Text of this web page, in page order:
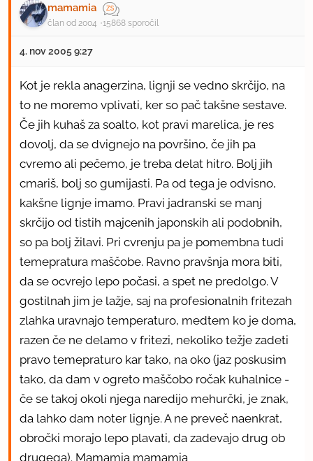
mamamia
član od 2004 15868 sporočil
4. nov 2005 9:27
Kot je rekla anagerzina, lignji se vedno skrčijo, na
to ne moremo vplivati, ker so pač takšne sestave.
Če jih kuhaš za soalto, kot pravi marelica, je res
dovolj, da se dvignejo na površino, če jih pa
cvremo ali pečemo, je treba delat hitro. Bolj jih
cmariš, bolj so gumijasti. Pa od tega je odvisno,
kakšne lignje imamo. Pravi jadranski se manj
skrčijo od tistih majcenih japonskih ali podobnih,
so pa bolj žilavi. Pri cvrenju pa je pomembna tudi
temepratura maščobe. Ravno pravšnja mora biti,
da se ocvrejo lepo počasi, a spet ne predolgo. V
gostilnah jim je lažje, saj na profesionalnih fritezah
zlahka uravnajo temperaturo, medtem ko je doma,
razen če ne delamo v fritezi, nekoliko težje zadeti
pravo temepraturo kar tako, na oko (jaz poskusim
tako, da dam v ogreto maščobo ročak kuhalnice -
če se takoj okoli njega naredijo mehurčki, je znak,
da lahko dam noter lignje. A ne preveč naenkrat,
obročki morajo lepo plavati, da zadevajo drug ob
drugega). Mamamia mamamia